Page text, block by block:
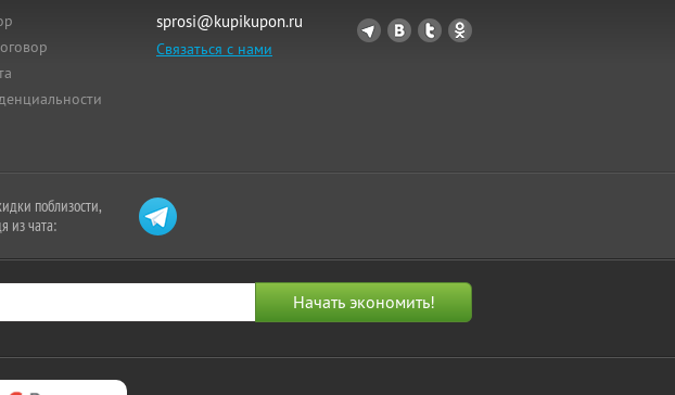
sprosi@kupikupon.ru
Связаться с нами
поблизости,
из чата: